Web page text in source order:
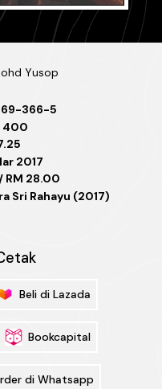
Yusop
366-5
400
2017
RM 28.00
Sri Rahayu (2017)
Beli di Lazada
Bookcapital
di Whatsapp